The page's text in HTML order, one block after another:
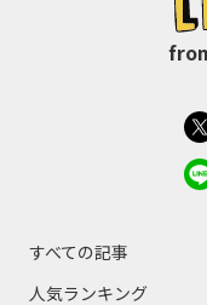
すべての記事
人気ランキング